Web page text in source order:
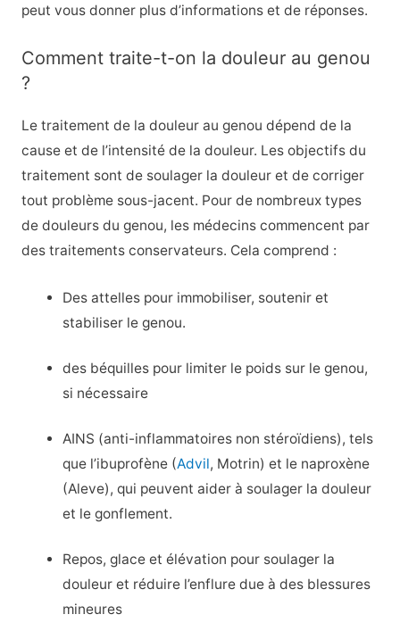
peut vous donner plus d’informations et de réponses.
Comment traite-t-on la douleur au genou
?
Le traitement de la douleur au genou dépend de la
cause et de l’intensité de la douleur. Les objectifs du
traitement sont de soulager la douleur et de corriger
tout problème sous-jacent. Pour de nombreux types
de douleurs du genou, les médecins commencent par
des traitements conservateurs. Cela comprend :
Des attelles pour immobiliser, soutenir et
stabiliser le genou.
des béquilles pour limiter le poids sur le genou,
si nécessaire
AINS (anti-inflammatoires non stéroïdiens), tels
que l’ibuprofène (Advil, Motrin) et le naproxène
(Aleve), qui peuvent aider à soulager la douleur
et le gonflement.
Repos, glace et élévation pour soulager la
douleur et réduire l’enflure due à des blessures
mineures